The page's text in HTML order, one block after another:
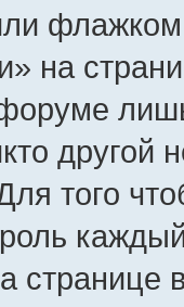
флажком
на
другой
того